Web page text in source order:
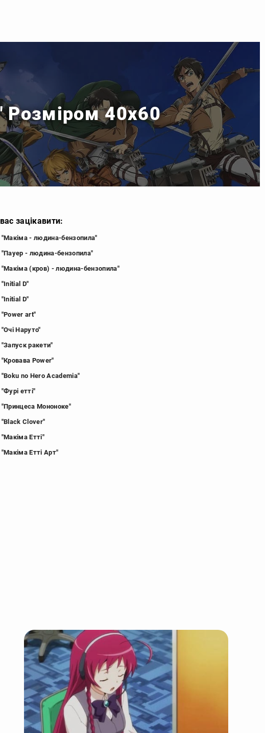
Розміром 40x60
зацікавити:
"Макіма - людина-бензопила"
"Пауер - людина-бензопила"
"Макіма (кров) - людина-бензопила"
"Initial D"
"Initial D"
"Power art"
"Очі Наруто"
"Запуск ракети"
"Кровава Power"
"Boku no Hero Academia"
"Фурі етті"
"Принцеса Мононоке"
"Black Clover"
"Макіма Етті"
"Макіма Етті Арт"